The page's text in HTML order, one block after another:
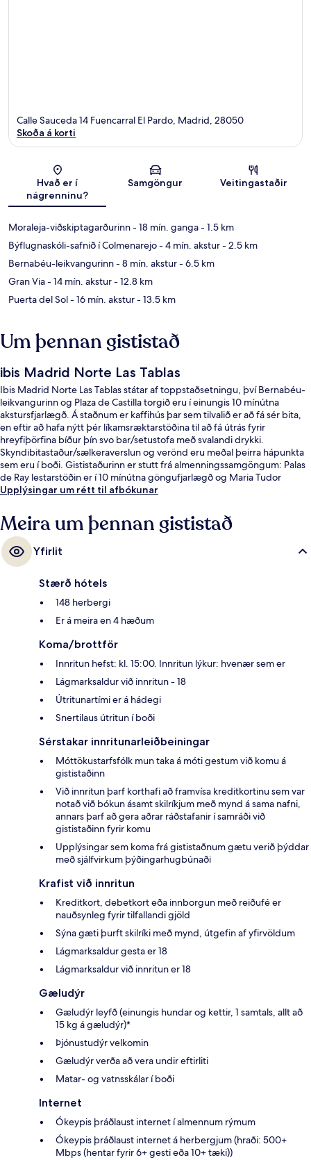
Kort
Calle Sauceda 14 Fuencarral El Pardo, Madrid, 28050
Skoða á korti
Hvað er í
nágrenninu?
Samgöngur Veitingastaðir
Moraleja-viðskiptagarðurinn- 18 mín. ganga- 1.5 km
Býflugnaskóli-safnið í Colmenarejo- 4 mín. akstur- 2.5 km
Bernabéu-leikvangurinn- 8 mín. akstur- 6.5 km
Gran Via- 14 mín. akstur- 12.8 km
Puerta del Sol- 16 mín. akstur- 13.5 km
Um þennan gististað
ibis Madrid Norte Las Tablas
Ibis Madrid Norte Las Tablas státar af toppstaðsetningu, því Bernabéu-
leikvangurinn og Plaza de Castilla torgið eru í einungis 10 mínútna
akstursfjarlægð. Á staðnum er kaffihús þar sem tilvalið er að fá sér bita,
en eftir að hafa nýtt þér líkamsræktarstöðina til að fá útrás fyrir
hreyfiþörfina bíður þín svo bar/setustofa með svalandi drykki.
Skyndibitastaður/sælkeraverslun og verönd eru meðal þeirra hápunkta
sem eru í boði. Gististaðurinn er stutt frá almenningssamgöngum: Palas
de Ray lestarstöðin er í 10 mínútna göngufjarlægð og Maria Tudor
lestarstöðin í 13 mínútna.
Upplýsingar um rétt til afbókunar
Meira um þennan gististað
Yfirlit
Stærð hótels
148 herbergi
Er á meira en 4 hæðum
Koma/brottför
Innritun hefst: kl. 15:00. Innritun lýkur: hvenær sem er
Lágmarksaldur við innritun - 18
Útritunartími er á hádegi
Snertilaus útritun í boði
Sérstakar innritunarleiðbeiningar
Móttökustarfsfólk mun taka á móti gestum við komu á
gististaðinn
Við innritun þarf korthafi að framvísa kreditkortinu sem var
notað við bókun ásamt skilríkjum með mynd á sama nafni,
annars þarf að gera aðrar ráðstafanir í samráði við
gististaðinn fyrir komu
Upplýsingar sem koma frá gististaðnum gætu verið þýddar
með sjálfvirkum þýðingarhugbúnaði
Krafist við innritun
Kreditkort, debetkort eða innborgun með reiðufé er
nauðsynleg fyrir tilfallandi gjöld
Sýna gæti þurft skilríki með mynd, útgefin af yfirvöldum
Lágmarksaldur gesta er 18
Lágmarksaldur við innritun er 18
Gæludýr
Gæludýr leyfð (einungis hundar og kettir, 1 samtals, allt að
15 kg á gæludýr)*
Þjónustudýr velkomin
Gæludýr verða að vera undir eftirliti
Matar- og vatnsskálar í boði
Internet
Ókeypis þráðlaust internet í almennum rýmum
Ókeypis þráðlaust internet á herbergjum (hraði: 500+
Mbps (hentar fyrir 6+ gesti eða 10+ tæki))